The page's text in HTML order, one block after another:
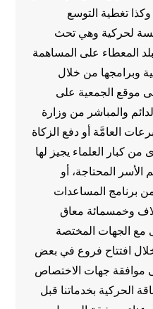
تغطية التوسع
لحركية وهي تحث
المعطاء على المساهمة
وبرامجها من خلال
موقع الجمعية على
والمباشر من وزارة
العامَّة أو دفع الزكاة
كبار العلماء يجيز لها
الأسر المحتاجة، أو
من برنامج المساعدات
آلاف وخمسمائة معاق
مع الجهات المختصة
خلال افتتاح فروع في بعض
موافقة جهات الاختصاص
الحركية بخدماتنا قبل